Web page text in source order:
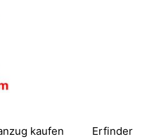
kaufen Erfinder